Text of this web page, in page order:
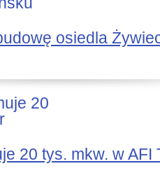
osiedla
20 tys. mkw. w AFI